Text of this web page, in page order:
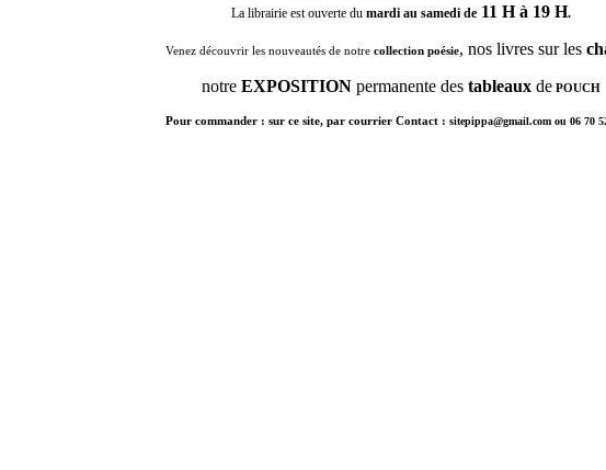
La librairie est ouverte du mardi au samedi de 11 H à 19 H.
Venez découvrir les nouveautés de notrecollection poésie, nos livres sur les
notre EXPOSITION permanente des tableaux de POUCH
Pour commander : sur ce site, par courrier Contact : sitepippa@gmail.com ou 06 70